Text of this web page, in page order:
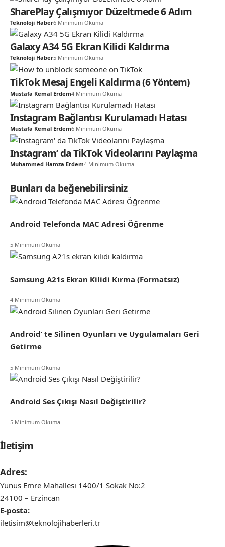
SharePlay Çalışmıyor Düzeltmede 6 Adım
Teknoloji Haber6 Minimum Okuma
Galaxy A34 5G Ekran Kilidi Kaldırma
Teknoloji Haber5 Minimum Okuma
TikTok Mesaj Engeli Kaldırma (6 Yöntem)
Mustafa Kemal Erdem4 Minimum Okuma
Instagram Bağlantısı Kurulamadı Hatası
Mustafa Kemal Erdem6 Minimum Okuma
Instagram’ da TikTok Videolarını Paylaşma
Muhammed Hamza Erdem4 Minimum Okuma
Bunları da beğenebilirsiniz
Android Telefonda MAC Adresi Öğrenme
5 Minimum Okuma
Samsung A21s Ekran Kilidi Kırma (Formatsız)
4 Minimum Okuma
Android’ te Silinen Oyunları ve Uygulamaları Geri
Getirme
5 Minimum Okuma
Android Ses Çıkışı Nasıl Değiştirilir?
5 Minimum Okuma
İletişim
Adres:
Yunus Emre Mahallesi 1400/1 Sokak No:2
24100 – Erzincan
E-posta:
iletisim@teknolojihaberleri.tr